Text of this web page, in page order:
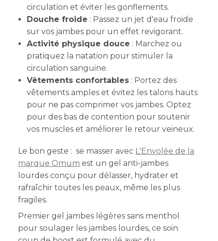
circulation et éviter les gonflements.
Douche froide : Passez un jet d'eau froide
sur vos jambes pour un effet revigorant.
Activité physique douce : Marchez ou
pratiquez la natation pour stimuler la
circulation sanguine.
Vêtements confortables : Portez des
vêtements amples et évitez les talons hauts
pour ne pas comprimer vos jambes. Optez
pour des bas de contention pour soutenir
vos muscles et améliorer le retour veineux.
Le bon geste : se masser avec L'Envolée de la
marque Omum est un gel anti-jambes
lourdes conçu pour délasser, hydrater et
rafraîchir toutes les peaux, même les plus
fragiles.
Premier gel jambes légères sans menthol
pour soulager les jambes lourdes, ce soin